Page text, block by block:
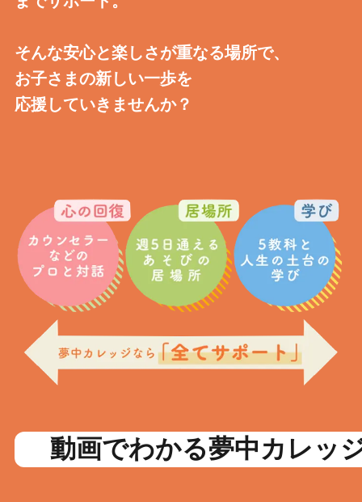
そんな安心と楽しさが重なる場所で、
お子さまの新しい一歩を
応援していきませんか？
動画でわかる夢中カレッ